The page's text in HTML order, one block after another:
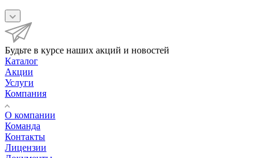
Будьте в курсе наших акций и новостей
Каталог
Акции
Услуги
Компания
О компании
Команда
Контакты
Лицензии